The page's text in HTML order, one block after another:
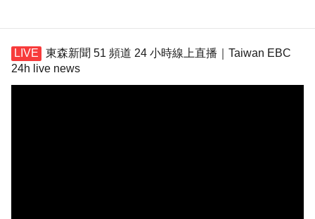
東森新聞 51 頻道 24 小時線上直播｜Taiwan EBC
24h live news